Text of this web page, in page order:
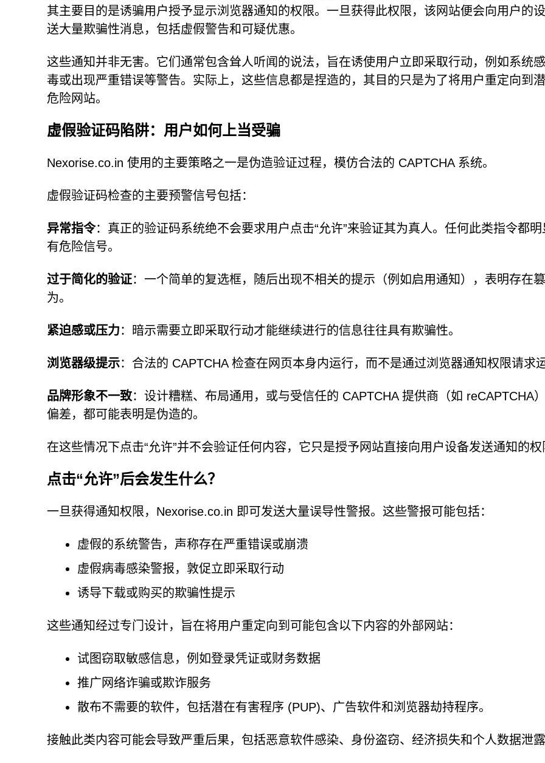
其主要目的是诱骗用户授予显示浏览器通知的权限。一旦获得此权限，该网站便会向用户的
送大量欺骗性消息，包括虚假警告和可疑优惠。
这些通知并非无害。它们通常包含耸人听闻的说法，旨在诱使用户立即采取行动，例如系统
毒或出现严重错误等警告。实际上，这些信息都是捏造的，其目的只是为了将用户重定向到
危险网站。
虚假验证码陷阱：用户如何上当受骗
Nexorise.co.in 使用的主要策略之一是伪造验证过程，模仿合法的 CAPTCHA 系统。
虚假验证码检查的主要预警信号包括：
异常指令：真正的验证码系统绝不会要求用户点击“允许”来验证其为真人。任何此类指令都明
有危险信号。
过于简化的验证：一个简单的复选框，随后出现不相关的提示（例如启用通知），表明存在
为。
紧迫感或压力：暗示需要立即采取行动才能继续进行的信息往往具有欺骗性。
浏览器级提示：合法的 CAPTCHA 检查在网页本身内运行，而不是通过浏览器通知权限请求
品牌形象不一致：设计糟糕、布局通用，或与受信任的 CAPTCHA 提供商（如 reCAPTCHA
偏差，都可能表明是伪造的。
在这些情况下点击“允许”并不会验证任何内容，它只是授予网站直接向用户设备发送通知的权
点击“允许”后会发生什么？
一旦获得通知权限，Nexorise.co.in 即可发送大量误导性警报。这些警报可能包括：
虚假的系统警告，声称存在严重错误或崩溃
虚假病毒感染警报，敦促立即采取行动
诱导下载或购买的欺骗性提示
这些通知经过专门设计，旨在将用户重定向到可能包含以下内容的外部网站：
试图窃取敏感信息，例如登录凭证或财务数据
推广网络诈骗或欺诈服务
散布不需要的软件，包括潜在有害程序 (PUP)、广告软件和浏览器劫持程序。
接触此类内容可能会导致严重后果，包括恶意软件感染、身份盗窃、经济损失和个人数据泄